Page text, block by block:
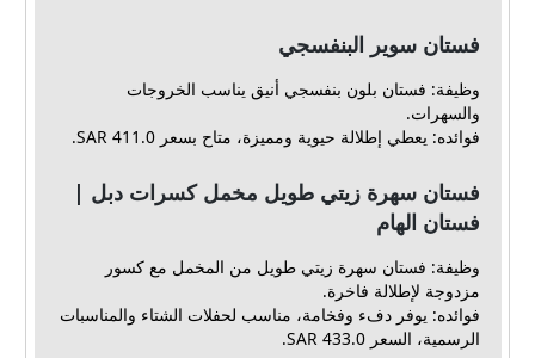
فستان سوير البنفسجي
وظيفة: فستان بلون بنفسجي أنيق يناسب الخروجات
والسهرات.
فوائده: يعطي إطلالة حيوية ومميزة، متاح بسعر 411.0 SAR.
فستان سهرة زيتي طويل مخمل كسرات دبل |
فستان الهام
وظيفة: فستان سهرة زيتي طويل من المخمل مع كسور
مزدوجة لإطلالة فاخرة.
فوائده: يوفر دفء وفخامة، مناسب لحفلات الشتاء والمناسبات
الرسمية، السعر 433.0 SAR.